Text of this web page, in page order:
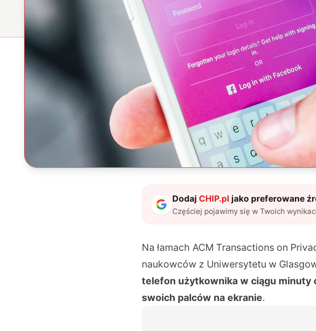
Dodaj CHIP.pl jako preferowane
Częściej pojawimy się w Twoich
Na łamach ACM Transactions on
naukowców z Uniwersytetu w
telefon użytkownika w ciągu minuty
swoich palców na ekranie.